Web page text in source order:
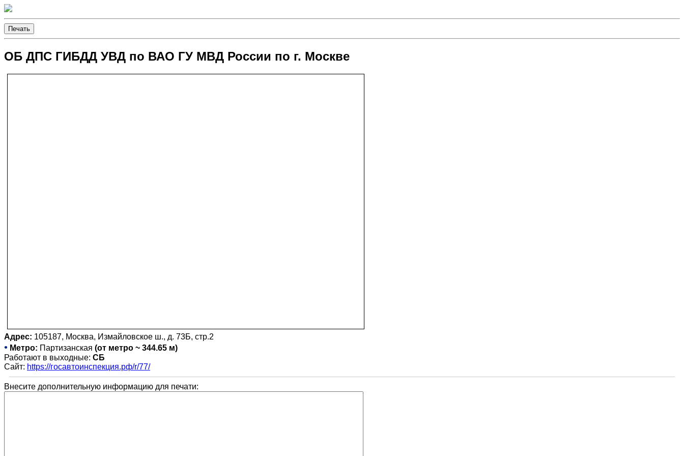
ОБ ДПС ГИБДД УВД по ВАО ГУ МВД России по г. Москве
Адрес: 105187, Москва, Измайловское ш., д. 73Б, стр.2
• Метро: Партизанская (от метро ~ 344.65 м)
Работают в выходные: СБ
Сайт: https://госавтоинспекция.рф/r/77/
Внесите дополнительную информацию для печати: